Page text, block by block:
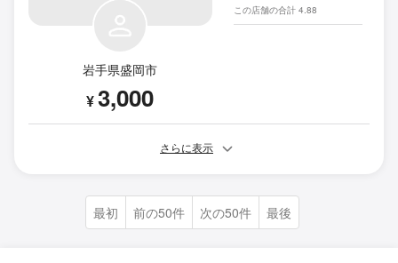
岩手県盛岡市
¥3,000
この店舗の合計 4.88
さらに表示
最初 前の50件 次の50件 最後